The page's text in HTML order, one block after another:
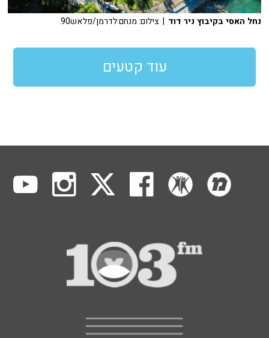
נחל האסי בקיבוץ ניר דוד | צילום: מנחם לדרמן/פלאש90
עוד קטעים